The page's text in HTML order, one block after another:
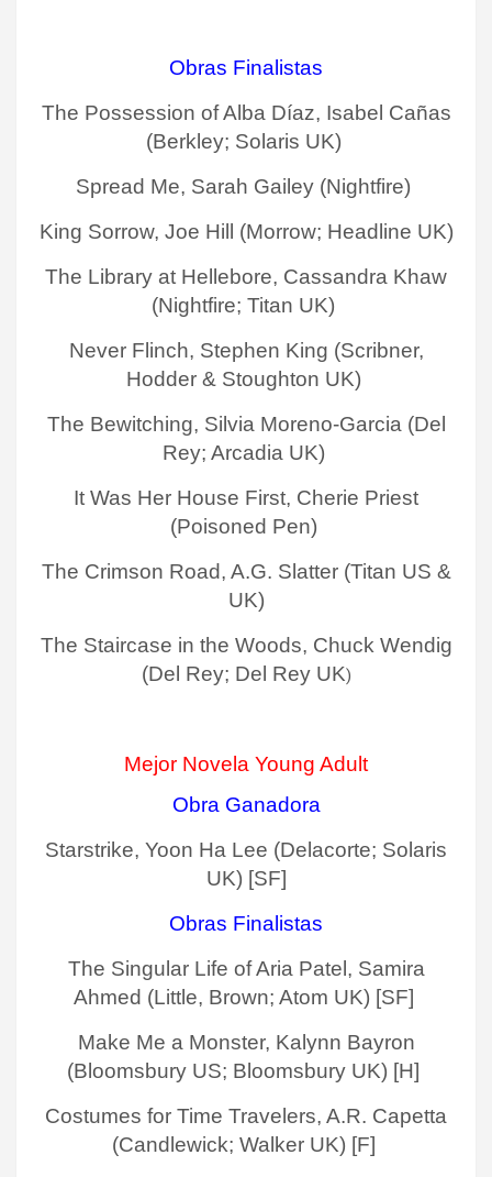
Obras Finalistas
The Possession of Alba Díaz, Isabel Cañas
(Berkley; Solaris UK)
Spread Me, Sarah Gailey (Nightfire)
King Sorrow, Joe Hill (Morrow; Headline UK)
The Library at Hellebore, Cassandra Khaw
(Nightfire; Titan UK)
Never Flinch, Stephen King (Scribner,
Hodder & Stoughton UK)
The Bewitching, Silvia Moreno-Garcia (Del
Rey; Arcadia UK)
It Was Her House First, Cherie Priest
(Poisoned Pen)
The Crimson Road, A.G. Slatter (Titan US &
UK)
The Staircase in the Woods, Chuck Wendig
(Del Rey; Del Rey UK)
Mejor Novela Young Adult
Obra Ganadora
Starstrike, Yoon Ha Lee (Delacorte; Solaris
UK) [SF]
Obras Finalistas
The Singular Life of Aria Patel, Samira
Ahmed (Little, Brown; Atom UK) [SF]
Make Me a Monster, Kalynn Bayron
(Bloomsbury US; Bloomsbury UK) [H]
Costumes for Time Travelers, A.R. Capetta
(Candlewick; Walker UK) [F]